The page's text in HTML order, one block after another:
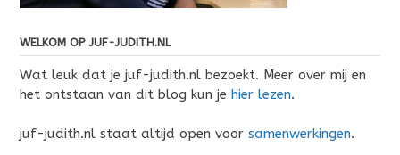
WELKOM OP JUF-JUDITH.NL
Wat leuk dat je juf-judith.nl bezoekt. Meer over mij en
het ontstaan van dit blog kun je hier lezen.
juf-judith.nl staat altijd open voor samenwerkingen.